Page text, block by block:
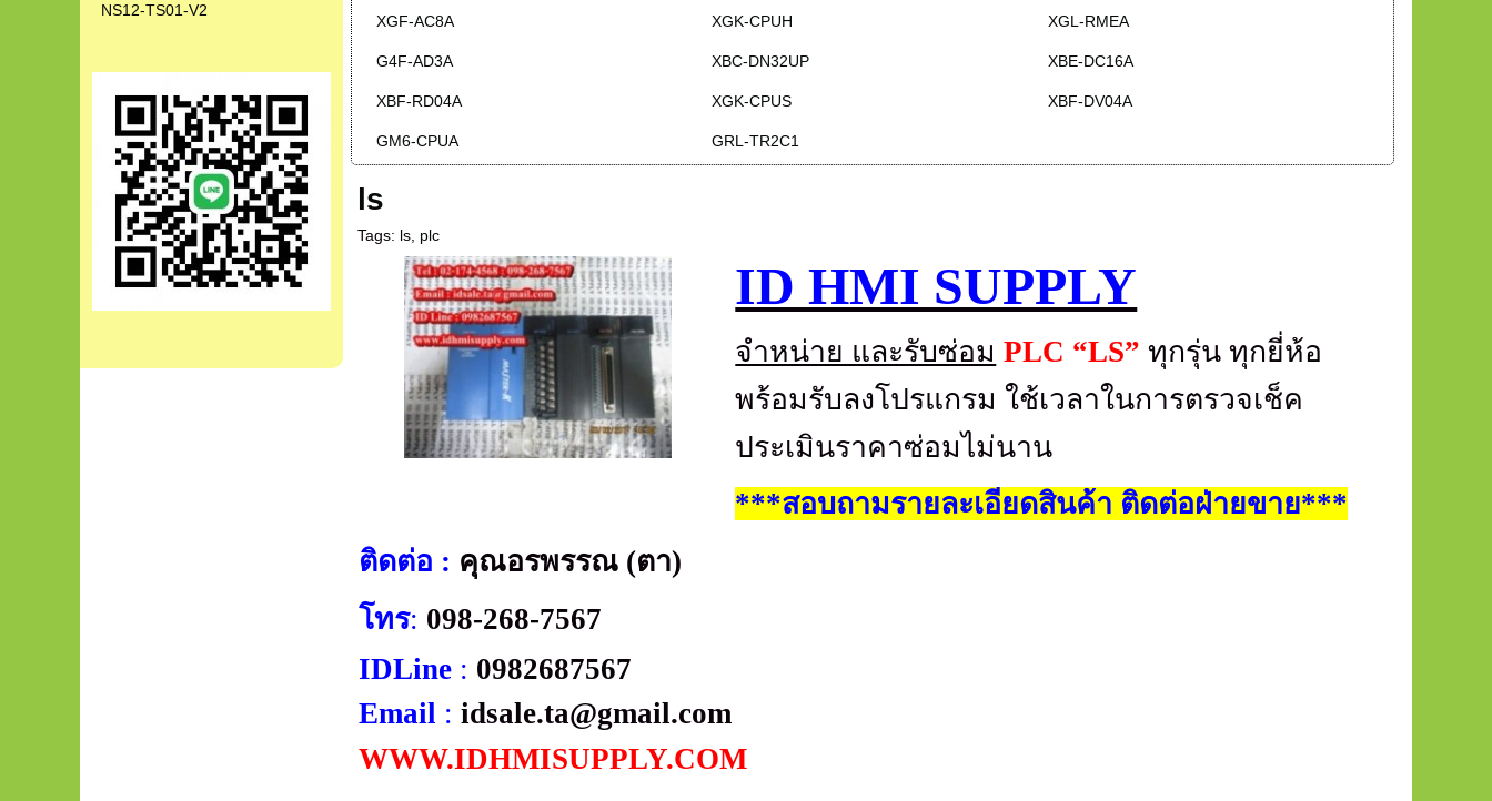
NS12-TS01-V2
XGF-AC8A XGK-CPUH XGL-RMEA
G4F-AD3A XBC-DN32UP XBE-DC16A
XBF-RD04A XGK-CPUS XBF-DV04A
GM6-CPUA GRL-TR2C1
ls
Tags: ls plc
ID HMI SUPPLY
จำหน่าย และรับซ่อม PLC “LS” ทุกรุ่น ทุกยี่ห้อ
พร้อมรับลงโปรแกรม ใช้เวลาในการตรวจเช็ค
ประเมินราคาซ่อมไม่นาน
***สอบถามรายละเอียดสินค้า ติดต่อฝ่ายขาย***
ติดต่อ : คุณอรพรรณ (ตา)
โทร: 098-268-7567
IDLine : 0982687567
Email : idsale.ta@gmail.com
WWW.IDHMISUPPLY.COM